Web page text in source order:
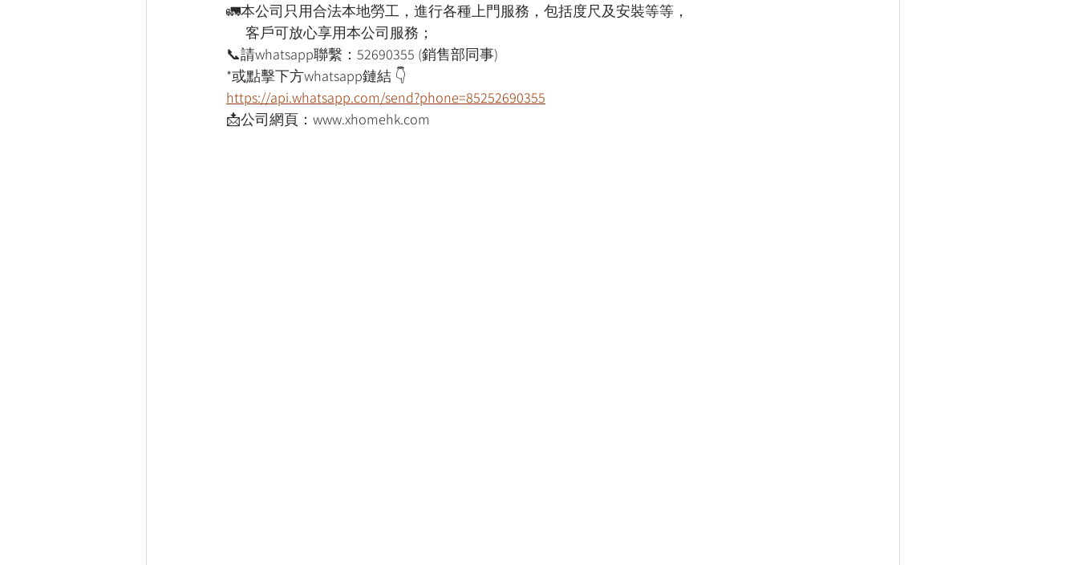
🚛本公司只用合法本地勞工，進行各種上門服務，包括度尺及安裝等等，
客戶可放心享用本公司服務；
📞請whatsapp聯繫：52690355 (銷售部同事)
*或點擊下方whatsapp鏈結 👇
https://api.whatsapp.com/send?phone=85252690355
📩公司網頁：www.xhomehk.com